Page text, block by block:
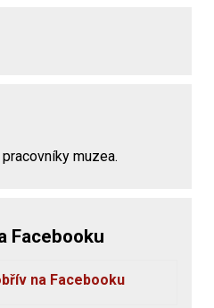
muzea.
Facebooku
na Facebooku